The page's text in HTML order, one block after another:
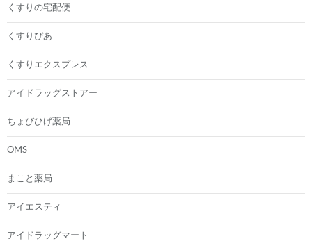
くすりの宅配便
くすりぴあ
くすりエクスプレス
アイドラッグストアー
ちょびひげ薬局
OMS
まこと薬局
アイエスティ
アイドラッグマート